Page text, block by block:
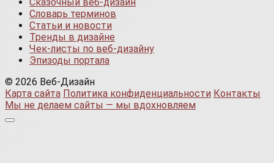
Словарь терминов
Статьи и новости
Тренды в дизайне
Чек-листы по веб-дизайну
Эпизоды портала
© 2026 Веб-Дизайн
Карта сайта Политика конфиденциальности Контакты
Мы не делаем сайты — мы вдохновляем